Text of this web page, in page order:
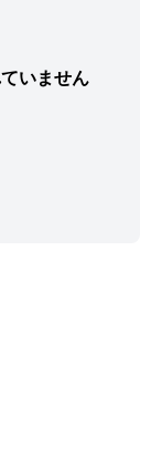
いません